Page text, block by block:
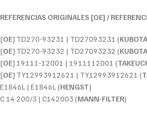
REFERENCIAS ORIGINALES [OE] /
[OE] TD270-93231 | TD27093231 (KUBOTA
[OE] TD270-93232 | TD27093232 (KUBOTA
[OE] 19111-12001 | 1911112001 (
[OE] TY12993912621 | TY12993912621 (
E1846L | E1846L (HENGST)
C 14 200/3 | C142003 (MANN-FILTER)